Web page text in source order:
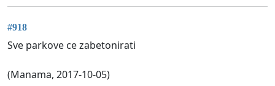
#918
Sve parkove ce zabetonirati
(Manama, 2017-10-05)